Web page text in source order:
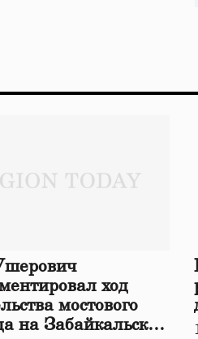
ход
мостового
на Забайкальской